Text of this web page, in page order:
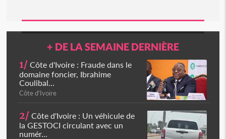
+ DE LA SEMAINE DERNIÈRE
1/ Côte d'Ivoire : Fraude dans le
domaine foncier, Ibrahime
Coulibal...
Côte d'Ivoire
2/ Côte d'Ivoire : Un véhicule de
la GESTOCI circulant avec un
numér...